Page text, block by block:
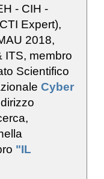
- CIH -
Expert),
2018,
ITS, membro
Scientifico
Cyber
"IL